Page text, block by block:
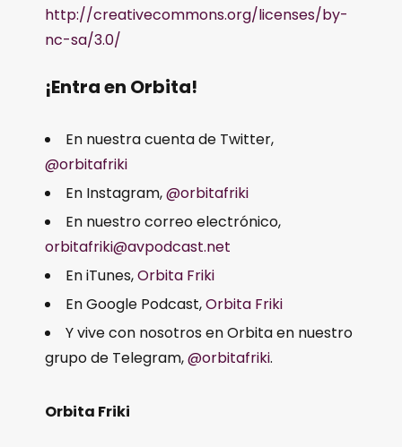
http://creativecommons.org/licenses/by-
nc-sa/3.0/
¡Entra en Orbita!
En nuestra cuenta de Twitter,
@orbitafriki
En Instagram,@orbitafriki
En nuestro correo electrónico,
orbitafriki@avpodcast.net
En iTunes,Orbita Friki
En Google Podcast,Orbita Friki
Y vive con nosotros en Orbita en nuestro
grupo de Telegram,@orbitafriki.
Orbita Friki